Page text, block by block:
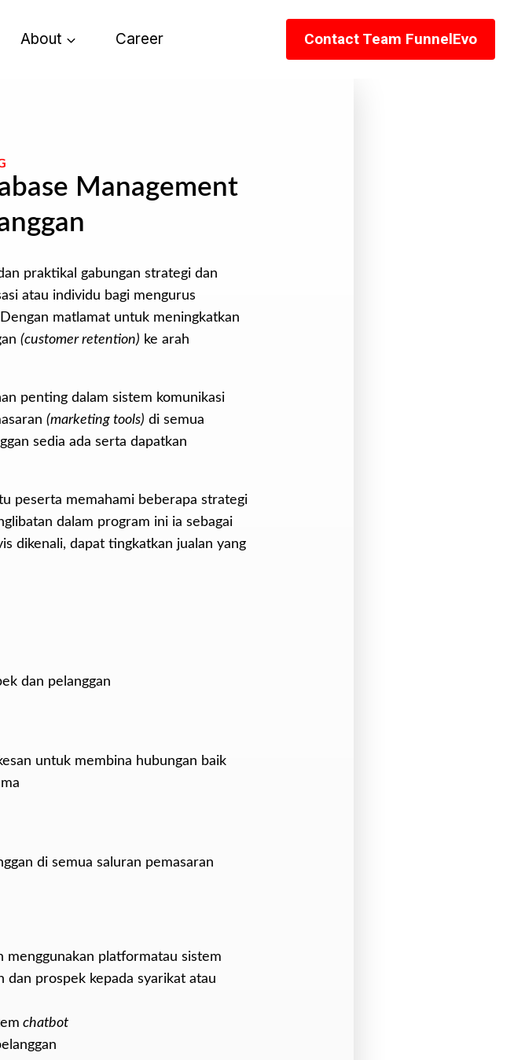
About Career Contact Team FunnelEvo
Management
praktikal gabungan strategi dan
atau individu bagi mengurus
matlamat untuk meningkatkan
(customer retention) ke arah
penting dalam sistem komunikasi
(marketing tools) di semua
sedia ada serta dapatkan
peserta memahami beberapa strategi
dalam program ini ia sebagai
dikenali, dapat tingkatkan jualan yang
dan pelanggan
untuk membina hubungan baik
di semua saluran pemasaran
platformatau sistem
dan prospek kepada syarikat atau
chatbot